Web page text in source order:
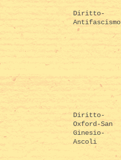
Diritto-
Antifascismo
Diritto-
Oxford-San
Ginesio-
Ascoli